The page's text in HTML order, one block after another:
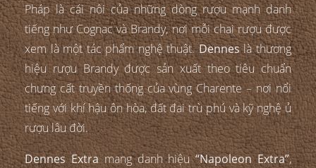
Pháp là cái nôi của những dòng rượu mạnh danh
tiếng như Cognac và Brandy, nơi mỗi chai rượu được
xem là một tác phẩm nghệ thuật.Denneslà thương
hiệu rượu Brandy được sản xuất theo tiêu chuẩn
chưng cất truyền thống của vùng Charente – nơi nổi
tiếng với khí hậu ôn hòa, đất đai trù phú và kỹ nghệ ủ
rượu lâu đời.
Dennes Extramang danh hiệu“Napoleon Extra”,